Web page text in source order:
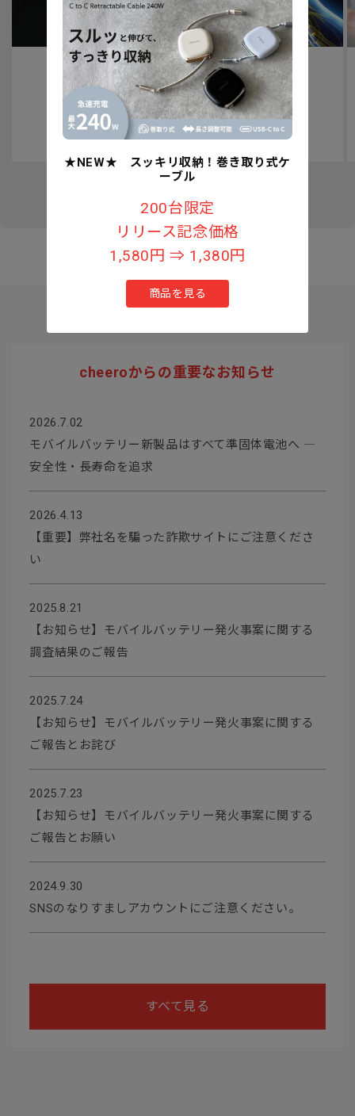
認知症予防への取り組みについて
★NEW★ スッキリ収納！巻き取り式ケ
ーブル
200台限定
リリース記念価格
1,580円 ⇒ 1,380円
商品を見る
cheeroからの重要なお知らせ
2026.7.02
モバイルバッテリー新製品はすべて準固体電池へ ―
安全性・長寿命を追求
2026.4.13
【重要】弊社名を騙った詐欺サイトにご注意くださ
い
2025.8.21
【お知らせ】モバイルバッテリー発火事案に関する
調査結果のご報告
2025.7.24
【お知らせ】モバイルバッテリー発火事案に関する
ご報告とお詫び
2025.7.23
【お知らせ】モバイルバッテリー発火事案に関する
ご報告とお願い
2024.9.30
SNSのなりすましアカウントにご注意ください。
すべて見る